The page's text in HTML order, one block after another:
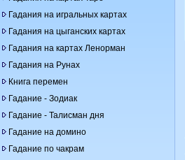
Гадания на игральных картах
Гадания на цыганских картах
Гадания на картах Ленорман
Гадания на Рунах
Книга перемен
Гадание - Зодиак
Гадание - Талисман дня
Гадание на домино
Гадание по чакрам